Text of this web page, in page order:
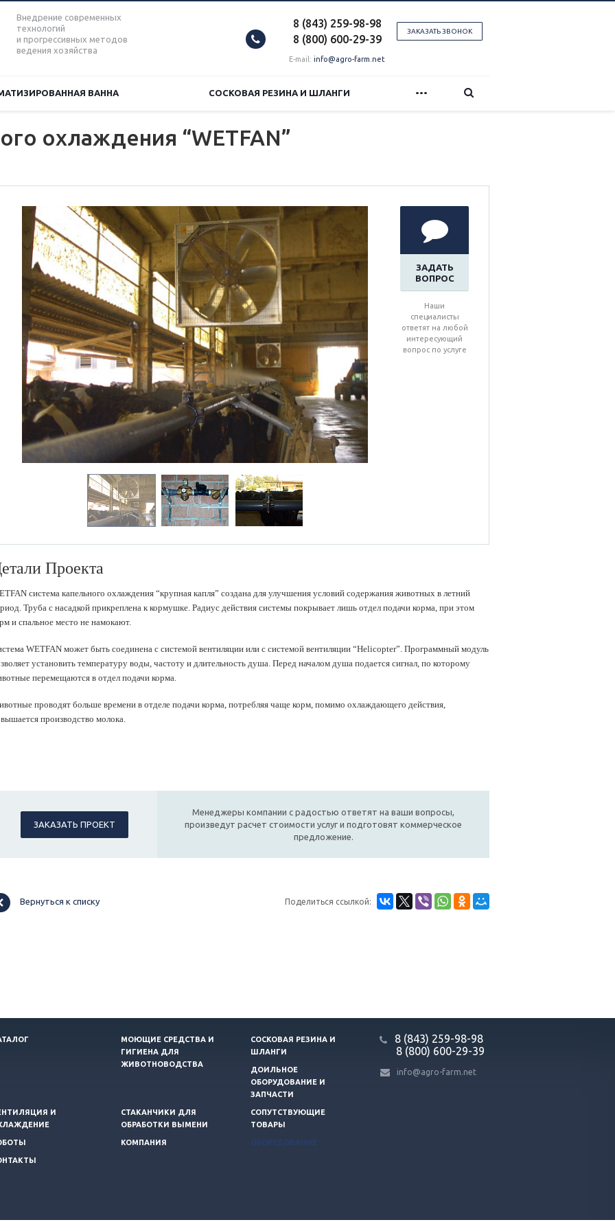
Внедрение современных
технологий
и прогрессивных методов
ведения хозяйства
ЗАКАЗАТЬ ЗВОНОК
8 (843) 259-98-98
8 (800) 600-29-39
E-mail: info@agro-farm.net
ВАННА СОСКОВАЯ РЕЗИНА И ШЛАНГИ ...
охлаждения “WETFAN”
ЗАДАТЬ
ВОПРОС
Наши
специалисты
ответят на любой
интересующий
вопрос по услуге
Проекта
система капельного охлаждения “крупная капля” создана для улучшения условий содержания животных в летний
Труба с насадкой прикреплена к кормушке. Радиус действия системы покрывает лишь отдел подачи корма, при этом
и спальное место не намокают.
WETFAN может быть соединена с системой вентиляции или с системой вентиляции “Helicopter”. Программный модуль
установить температуру воды, частоту и длительность душа. Перед началом душа подается сигнал, по которому
перемещаются в отдел подачи корма.
проводят больше времени в отделе подачи корма, потребляя чаще корм, помимо охлаждающего действия,
производство молока.
ЗАКАЗАТЬ ПРОЕКТ
Менеджеры компании с радостью ответят на ваши вопросы,
произведут расчет стоимости услуг и подготовят коммерческое
предложение.
Поделиться ссылкой:
Вернуться к списку
МОЮЩИЕ СРЕДСТВА И
ГИГИЕНА ДЛЯ
ЖИВОТНОВОДСТВА
СОСКОВАЯ РЕЗИНА И
ШЛАНГИ
ДОИЛЬНОЕ
ОБОРУДОВАНИЕ И
ЗАПЧАСТИ
И
СТАКАНЧИКИ ДЛЯ
ОБРАБОТКИ ВЫМЕНИ
СОПУТСТВУЮЩИЕ
ТОВАРЫ
КОМПАНИЯ ОБОРУДОВАНИЕ
8 (843) 259-98-98
8 (800) 600-29-39
info@agro-farm.net